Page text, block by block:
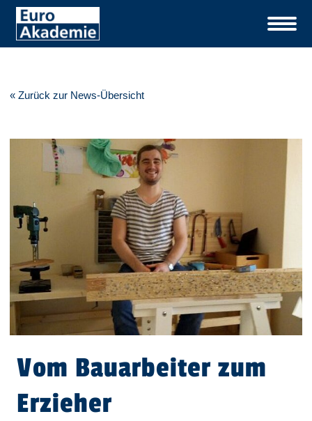
« Zurück zur News-Übersicht
Vom Bauarbeiter zum
Erzieher